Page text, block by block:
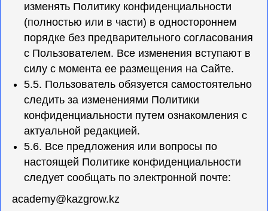
изменять Политику конфиденциальности
(полностью или в части) в одностороннем
порядке без предварительного согласования
с Пользователем. Все изменения вступают в
силу с момента ее размещения на Сайте.
5.5. Пользователь обязуется самостоятельно
следить за изменениями Политики
конфиденциальности путем ознакомления с
актуальной редакцией.
5.6. Все предложения или вопросы по
настоящей Политике конфиденциальности
следует сообщать по электронной почте:
academy@kazgrow.kz